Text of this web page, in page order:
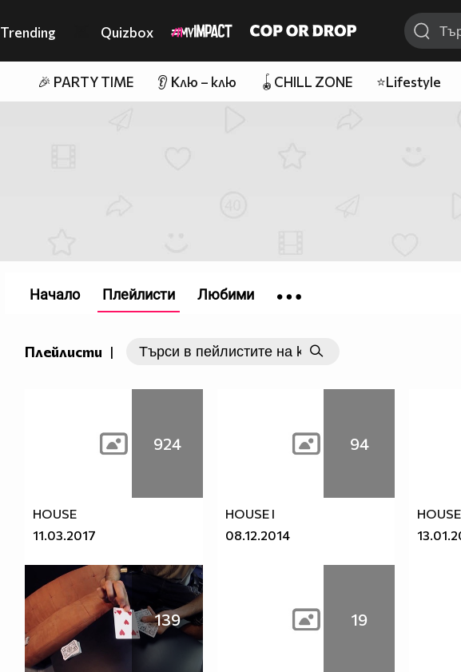
Trending Quizbox
🎉 PARTY TIME 👂 Клю – клю 🪀CHILL ZONE ⭐Lifestyle
Плейлисти |
924
HOUSE
11.03.2017
94
HOUSE I
08.12.2014
HOUSE
139 19
Начало Плейлисти Любими